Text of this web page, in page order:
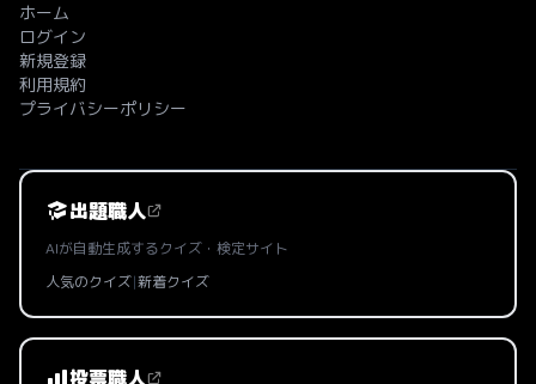
ホーム
ログイン
新規登録
利用規約
プライバシーポリシー
出題職人
AIが自動生成するクイズ・検定サイト
人気のクイズ|新着クイズ
投票職人